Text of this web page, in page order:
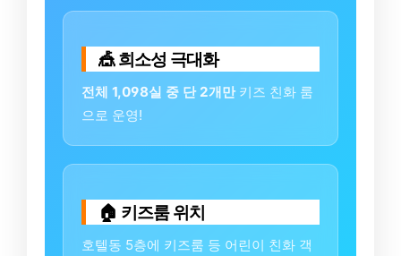
🎪 희소성 극대화
전체 1,098실 중 단 2개만키즈 친화 룸
으로 운영!
🏠 키즈룸 위치
호텔동 5층에 키즈룸 등 어린이 친화 객